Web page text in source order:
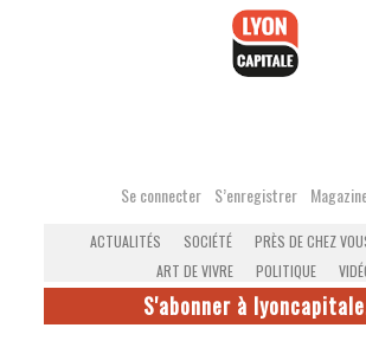
Se connecter S’enregistrer
ACTUALITÉS SOCIÉTÉ PRÈS DE CHEZ
ART DE VIVRE
POLITIQUE
S'abonner à